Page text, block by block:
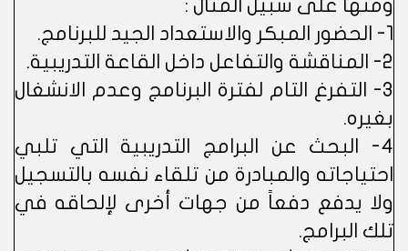
ومنها على سبيل المثال :
1- الحضور المبكر والاستعداد الجيد للبرنامج.
2- المناقشة والتفاعل داخل القاعة التدريبية.
3- التفرغ التام لفترة البرنامج وعدم الانشغال
بغيره.
4- البحث عن البرامج التدريبية التي تلبي
احتياجاته والمبادرة من تلقاء نفسه بالتسجيل
ولا يدفع دفعاً من جهات أخرى لإلحاقه في
تلك البرامج.